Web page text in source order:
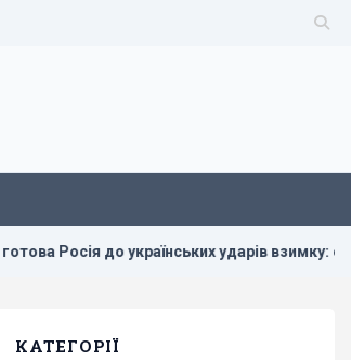
українських ударів взимку: експерт дав
КАТЕГОРІЇ